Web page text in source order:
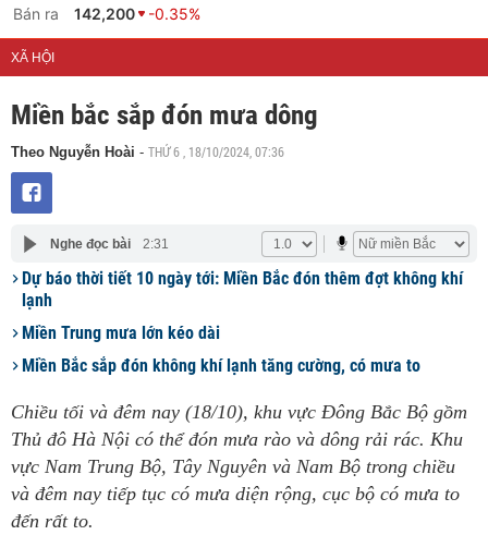
Bán ra
142,200 -0.35%
XÃ HỘI
Miền bắc sắp đón mưa dông
Theo Nguyễn Hoài - THỨ 6 , 18/10/2024, 07:36
Nghe đọc bài 2:31
Dự báo thời tiết 10 ngày tới: Miền Bắc đón thêm đợt không khí
lạnh
Miền Trung mưa lớn kéo dài
Miền Bắc sắp đón không khí lạnh tăng cường, có mưa to
Chiều tối và đêm nay (18/10), khu vực Đông Bắc Bộ gồm
Thủ đô Hà Nội có thể đón mưa rào và dông rải rác. Khu
vực Nam Trung Bộ, Tây Nguyên và Nam Bộ trong chiều
và đêm nay tiếp tục có mưa diện rộng, cục bộ có mưa to
đến rất to.